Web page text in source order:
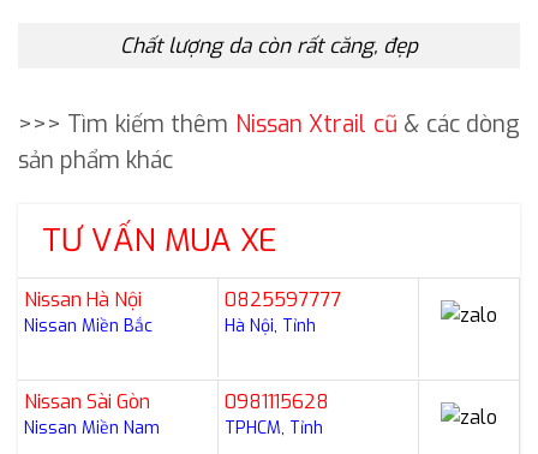
Chất lượng da còn rất căng, đẹp
>>> Tìm kiếm thêm Nissan Xtrail cũ & các dòng
sản phẩm khác
TƯ VẤN MUA XE
Nissan Hà Nội
Nissan Miền Bắc
0825597777
Hà Nội, Tỉnh
Nissan Sài Gòn
Nissan Miền Nam
0981115628
TPHCM, Tỉnh